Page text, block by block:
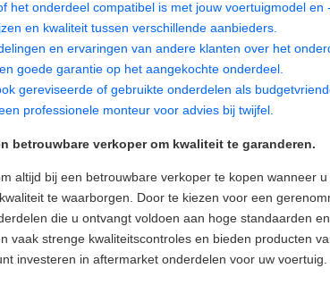
het onderdeel compatibel is met jouw voertuigmodel en
en kwaliteit tussen verschillende aanbieders.
en ervaringen van andere klanten over het
goede garantie op het aangekochte onderdeel.
gereviseerde of gebruikte onderdelen als
professionele monteur voor advies bij twijfel.
betrouwbare verkoper om kwaliteit te garanderen.
altijd bij een betrouwbare verkoper te kopen wanneer
te waarborgen. Door te kiezen voor een
die u ontvangt voldoen aan hoge standaarden
vaak strenge kwaliteitscontroles en bieden producten
investeren in aftermarket onderdelen voor uw voertuig.